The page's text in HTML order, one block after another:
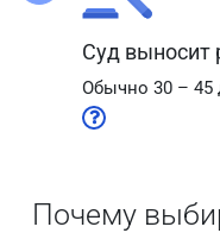
Суд выносит
Обычно 30 – 45
Почему